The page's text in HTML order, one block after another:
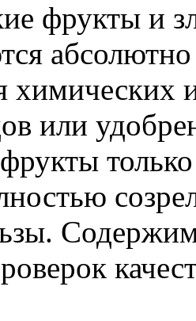
фрукты и
химических
или